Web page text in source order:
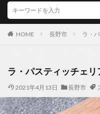
HOME 長野市 ラ・
ラ・パスティッチェ
2021年4月13日 長野市